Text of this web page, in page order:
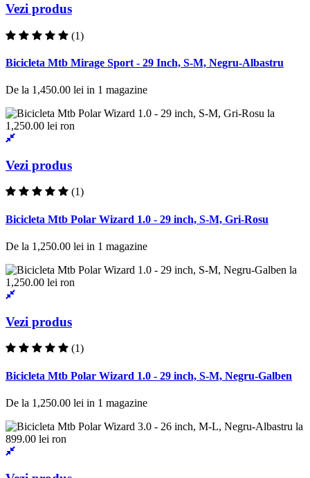
Vezi produs
(1)
Bicicleta Mtb Mirage Sport - 29 Inch, S-M, Negru-Albastru
De la 1,450.00 lei in 1 magazine
Vezi produs
(1)
Bicicleta Mtb Polar Wizard 1.0 - 29 inch, S-M, Gri-Rosu
De la 1,250.00 lei in 1 magazine
Vezi produs
(1)
Bicicleta Mtb Polar Wizard 1.0 - 29 inch, S-M, Negru-Galben
De la 1,250.00 lei in 1 magazine